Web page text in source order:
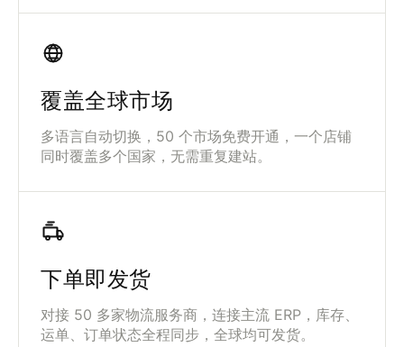
覆盖全球市场
多语言自动切换，50 个市场免费开通，一个店铺
同时覆盖多个国家，无需重复建站。
下单即发货
对接 50 多家物流服务商，连接主流 ERP，库存、
运单、订单状态全程同步，全球均可发货。